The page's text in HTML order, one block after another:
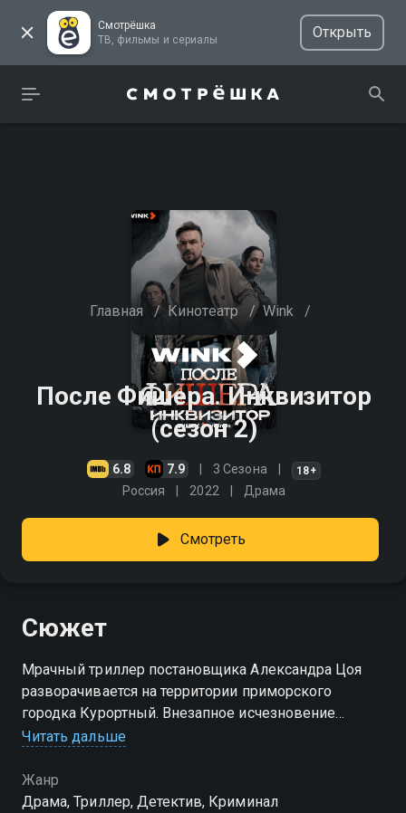
Смотрёшка
ТВ, фильмы и сериалы
Открыть
Главная / Кинотеатр / Wink /
После Фишера. Инквизитор
(сезон 2)
6.8 7.9 3 Сезона 18+
Россия 2022 Драма
Смотреть
Сюжет
Мрачный триллер постановщика Александра Цоя
разворачивается на территории приморского
городка Курортный. Внезапное исчезновение
женщины и ее дочери поднимает по тревоге
побережью ради помощи следствию. Там
происходит встреча давних напарников — процессу
Читать дальше
Жанр
Драма, Триллер, Детектив, Криминал